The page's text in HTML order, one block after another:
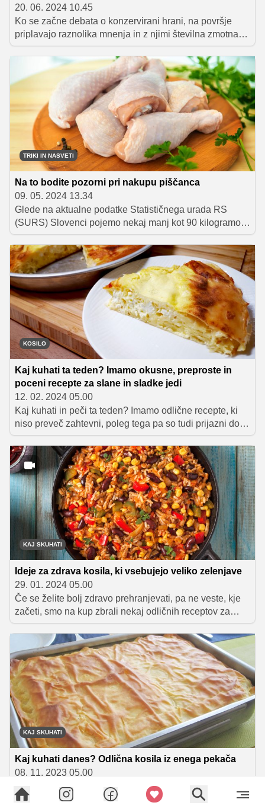
20. 06. 2024 10.45
Ko se začne debata o konzervirani hrani, na površje
priplavajo raznolika mnenja in z njimi številna zmotna
prepričanja. Za nekatere ta hrana predstavlja praktično
rešitev v hitrem tempu življenja, spet drugi pa so
prepričani, da je polna konzervansov in ne more biti del
uravnotežene prehrane. Zanimivo je, da kljub
izboljšanju kakovosti in tehnologije konzerviranja v
zadnjih desetletjih slab sloves še kar ostaja. In ravno
zato se bomo v članku poglobili v mite ter razkrili
številne prednosti, ki jih prinaša konzervirana hrana.
TRIKI IN NASVETI
Na to bodite pozorni pri nakupu piščanca
09. 05. 2024 13.34
Glede na aktualne podatke Statističnega urada RS
(SURS) Slovenci pojemo nekaj manj kot 90 kilogramov
mesa na leto – največ svinjine in perutnine. Slednja se v
zadnjem desetletju vse pogosteje znajde na naših
krožnikih, kar nekateri pripisujejo zmerni ceni, drugi hitri
pripravi, tretji ugodni hranilni sestavi. Ponudba na
trgovskih policah je ogromna, zato se splača poznati
nekaj učinkovitih trikov, kako prepoznati kakovostno
perutninsko meso.
KOSILO
Kaj kuhati ta teden? Imamo okusne, preproste in
poceni recepte za slane in sladke jedi
12. 02. 2024 05.00
Kaj kuhati in peči ta teden? Imamo odlične recepte, ki
niso preveč zahtevni, poleg tega pa so tudi prijazni do
vaše denarnice. Na seznam smo dodali tudi nekaj
odličnih sladic.
KAJ SKUHATI
Ideje za zdrava kosila, ki vsebujejo veliko zelenjave
29. 01. 2024 05.00
Če se želite bolj zdravo prehranjevati, pa ne veste, kje
začeti, smo na kup zbrali nekaj odličnih receptov za
zdrava kosila, ki vas bodo nasitila, predvsem pa vas
bodo oskrbela s številnimi hranili, saj so pripravljena z
veliko različne zelenjave. Katerega od njih lahko
preizkusite še danes.
KAJ SKUHATI
Kaj kuhati danes? Odlična kosila iz enega pekača
08. 11. 2023 05.00
Ko za pripravo kosila nimate na voljo veliko časa ali pa
se vam preprosto ne ljubi dolgo stati za štedilnikom, je